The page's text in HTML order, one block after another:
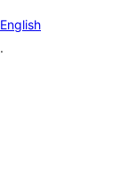
English
.